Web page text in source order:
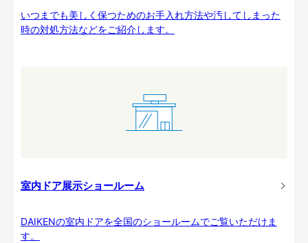
いつまでも美しく保つためのお手入れ方法や汚してしまった
時の対処方法などをご紹介します。
室内ドア展示ショールーム
DAIKENの室内ドアを全国のショールームでご覧いただけま
す。